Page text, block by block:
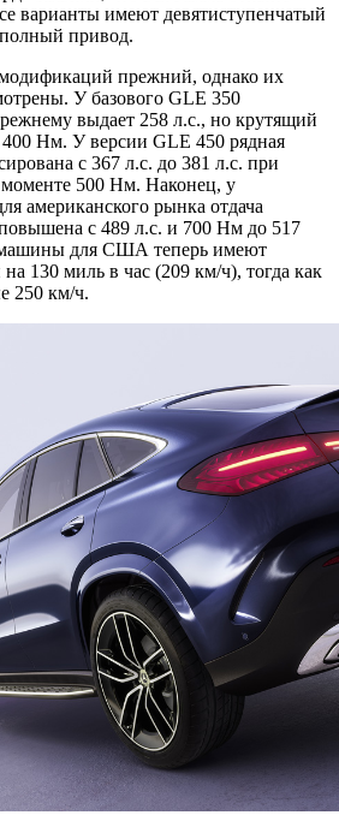
варианты имеют девятиступенчатый
привод.
прежний, однако их
У базового GLE 350
выдает 258 л.с., но крутящий
Нм. У версии GLE 450 рядная
с 367 л.с. до 381 л.с. при
500 Нм. Наконец, у
американского рынка отдача
с 489 л.с. и 700 Нм до 517
для США теперь имеют
на 130 миль в час (209 км/ч), тогда как
250 км/ч.